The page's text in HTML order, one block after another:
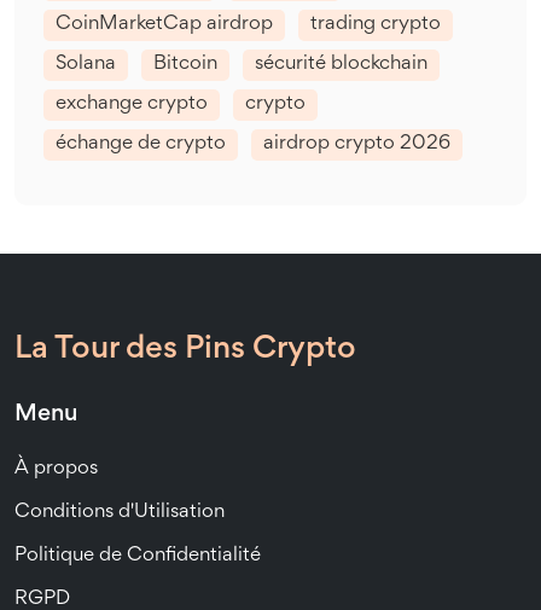
CoinMarketCap airdrop trading crypto
Solana Bitcoin sécurité blockchain
exchange crypto crypto
échange de crypto airdrop crypto 2026
La Tour des Pins Crypto
Menu
À propos
Conditions d'Utilisation
Politique de Confidentialité
RGPD